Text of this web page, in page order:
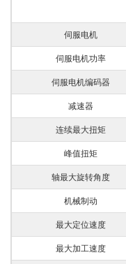
手机
城市
伺服电机
伺服电机功率
伺服电机编码器
减速器
连续最大扭矩
峰值扭矩
轴最大旋转角度
机械制动
最大定位速度
最大加工速度